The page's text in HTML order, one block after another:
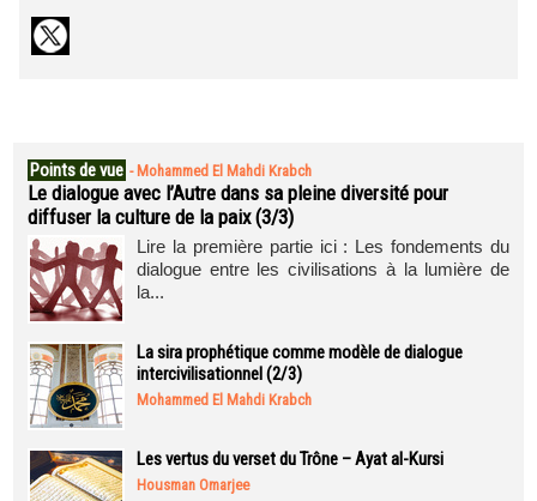
Points de vue - Mohammed El Mahdi Krabch
Le dialogue avec l’Autre dans sa pleine diversité pour
diffuser la culture de la paix (3/3)
Lire la première partie ici : Les fondements du
dialogue entre les civilisations à la lumière de
la...
La sira prophétique comme modèle de dialogue
intercivilisationnel (2/3)
Mohammed El Mahdi Krabch
Les vertus du verset du Trône – Ayat al-Kursi
Housman Omarjee